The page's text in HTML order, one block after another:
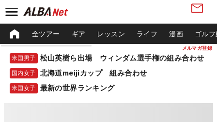
メルマガ登録
全ツアー ギア レッスン ライフ 漫画 ゴル
米国男子 松山英樹ら出場 ウィンダム選手権の組み合わせ
国内女子 北海道meijiカップ 組み合わせ
米国女子 最新の世界ランキング